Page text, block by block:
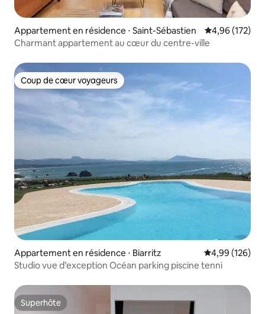
Appartement en résidence ⋅ Saint-Sébastien Évaluation
4,96 (172)
Charmant appartement au cœur du centre-ville
Coup de cœur voyageurs
Coup de cœur voyageurs
Appartement en résidence ⋅ Biarritz Évaluation
4,99 (126)
Studio vue d’exception Océan parking piscine tenni
Superhôte
Superhôte